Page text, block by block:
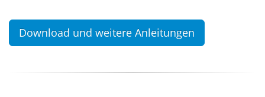
Download und weitere Anleitungen